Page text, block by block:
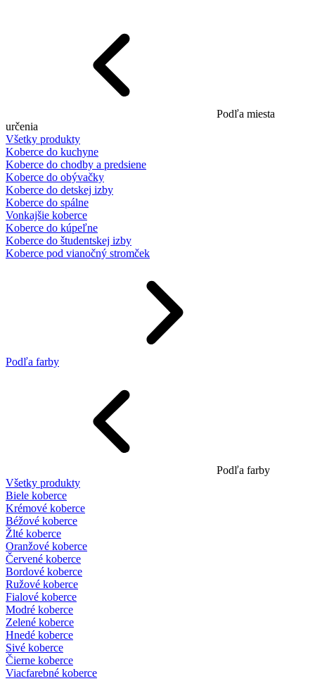
Podľa miesta
určenia
Všetky produkty
Koberce do kuchyne
Koberce do chodby a predsiene
Koberce do obývačky
Koberce do detskej izby
Koberce do spálne
Vonkajšie koberce
Koberce do kúpeľne
Koberce do študentskej izby
Koberce pod vianočný stromček
Podľa farby
Podľa farby
Všetky produkty
Biele koberce
Krémové koberce
Béžové koberce
Žlté koberce
Oranžové koberce
Červené koberce
Bordové koberce
Ružové koberce
Fialové koberce
Modré koberce
Zelené koberce
Hnedé koberce
Sivé koberce
Čierne koberce
Viacfarebné koberce